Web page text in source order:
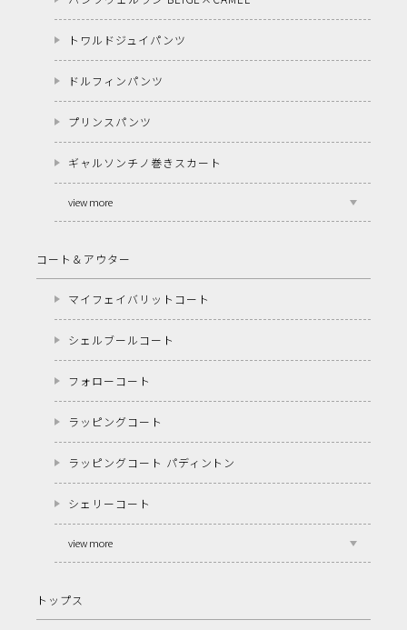
トワルドジュイパンツ
ドルフィンパンツ
プリンスパンツ
ギャルソンチノ巻きスカート
view more
コート＆アウター
マイフェイバリットコート
シェルブールコート
フォローコート
ラッピングコート
ラッピングコート パディントン
シェリーコート
view more
トップス